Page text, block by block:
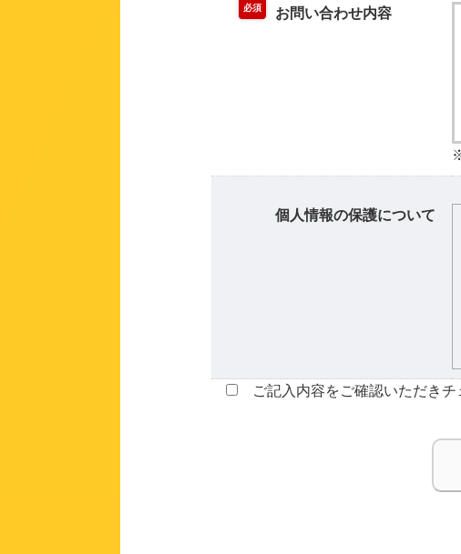
必須 お問い合わせ内容
個人情報の保護について
ご記入内容をご確認いただきチ